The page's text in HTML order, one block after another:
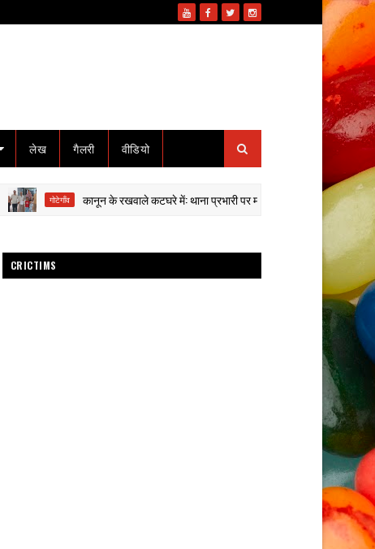
लेख गैलरी वीडियो
गोटेगाँव कानून के रखवाले कटघरे में: थाना प्रभारी पर मारपीट-वसूली के गंभीर आरोप, पीड़ित
CRICTIMS